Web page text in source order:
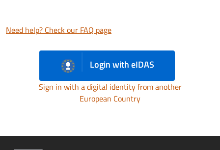
Need help? Check our FAQ page
Login with eIDAS
Sign in with a digital identity from another
European Country